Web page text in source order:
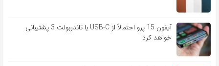
آیفون 15 پرو احتمالاً از USB-C با تاندربولت 3 پشتیبانی
خواهد کرد